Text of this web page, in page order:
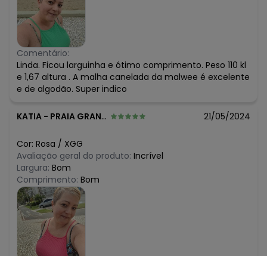
Comentário:
Linda. Ficou larguinha e ótimo comprimento. Peso 110 kl
e 1,67 altura . A malha canelada da malwee é excelente
e de algodão. Super indico
KATIA - PRAIA GRANDE - SP 21/05/2024
Cor: Rosa / XGG
Avaliação geral do produto: Incrível
Largura: Bom
Comprimento: Bom